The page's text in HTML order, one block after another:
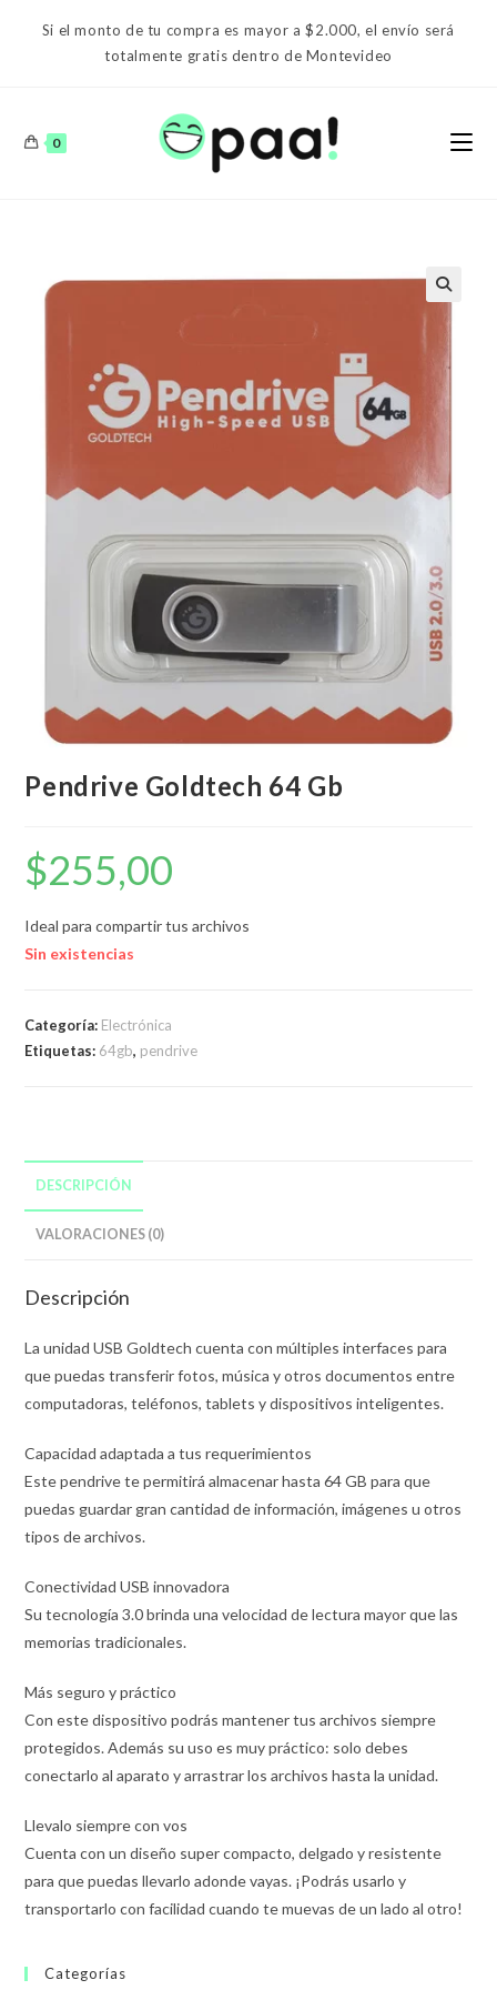
Si el monto de tu compra es mayor a $2.000, el envío será
totalmente gratis dentro de Montevideo
0
Pendrive Goldtech 64 Gb
$255,00
Ideal para compartir tus archivos
Sin existencias
Categoría: Electrónica
Etiquetas: 64gb, pendrive
DESCRIPCIÓN
VALORACIONES (0)
Descripción
La unidad USB Goldtech cuenta con múltiples interfaces para
que puedas transferir fotos, música y otros documentos entre
computadoras, teléfonos, tablets y dispositivos inteligentes.
Capacidad adaptada a tus requerimientos
Este pendrive te permitirá almacenar hasta 64 GB para que
puedas guardar gran cantidad de información, imágenes u otros
tipos de archivos.
Conectividad USB innovadora
Su tecnología 3.0 brinda una velocidad de lectura mayor que las
memorias tradicionales.
Más seguro y práctico
Con este dispositivo podrás mantener tus archivos siempre
protegidos. Además su uso es muy práctico: solo debes
conectarlo al aparato y arrastrar los archivos hasta la unidad.
Llevalo siempre con vos
Cuenta con un diseño super compacto, delgado y resistente
para que puedas llevarlo adonde vayas. ¡Podrás usarlo y
transportarlo con facilidad cuando te muevas de un lado al otro!
Categorías